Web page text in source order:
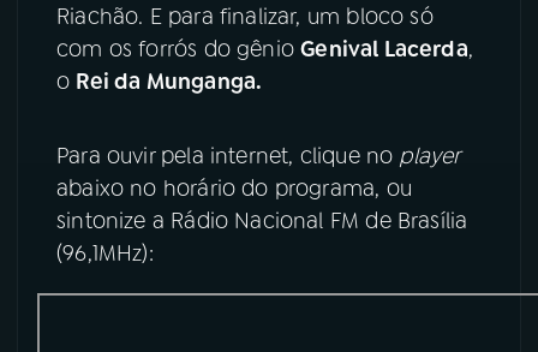
08FESTIVAL DE MÚSICA
ACOMPANHE A RÁDIO NACIONAL
YouTube Facebook
Instagram
Riachão. E para finalizar, um bloco só
com os forrós do gênioGenival Lacerda,
o Rei da Munganga.
Para ouvir pela internet, clique no player
abaixo no horário do programa, ou
sintonize a Rádio Nacional FM de Brasília
(96,1MHz):